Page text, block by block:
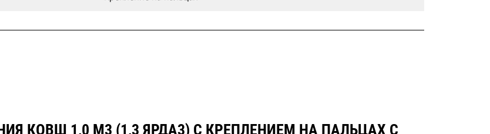
КОВШ 1,0 М3 (1,3 ЯРДА3) С КРЕПЛЕНИЕМ НА ПАЛЬЦАХ С